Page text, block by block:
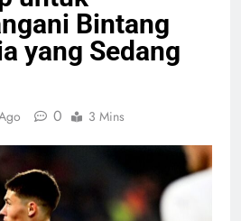
Bintang
yang Sedang
0 3 Mins